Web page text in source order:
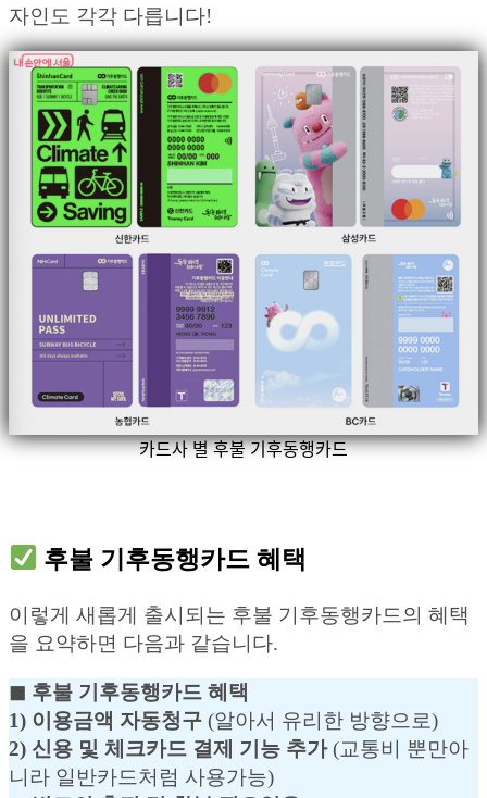
자인도 각각 다릅니다!
카드사 별 후불 기후동행카드
후불 기후동행카드 혜택
이렇게 새롭게 출시되는 후불 기후동행카드의 혜택
을 요약하면 다음과 같습니다.
◼︎ 후불 기후동행카드 혜택
1) 이용금액 자동청구 (알아서 유리한 방향으로)
2) 신용 및 체크카드 결제 기능 추가(교통비 뿐만아
니라 일반카드처럼 사용가능)